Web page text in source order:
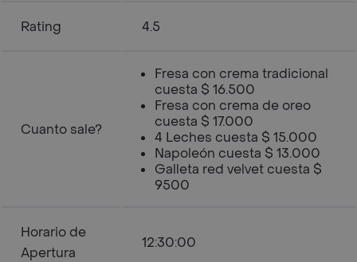
Rating 4.5
Cuanto sale?
Fresa con crema tradicional
cuesta $ 16.500
Fresa con crema de oreo
cuesta $ 17.000
4 Leches cuesta $ 15.000
Napoleón cuesta $ 13.000
Galleta red velvet cuesta $
9500
Horario de
Apertura
12:30:00